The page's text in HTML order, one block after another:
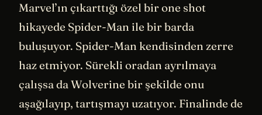
Marvel’ın çıkarttığı özel bir one shot
hikayede Spider-Man ile bir barda
buluşuyor. Spider-Man kendisinden zerre
haz etmiyor. Sürekli oradan ayrılmaya
çalışsa da Wolverine bir şekilde onu
aşağılayıp, tartışmayı uzatıyor. Finalinde de